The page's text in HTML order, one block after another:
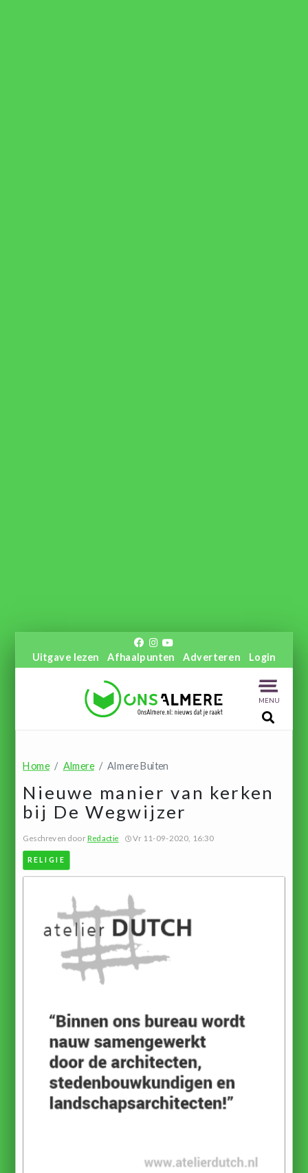
Uitgave lezen Afhaalpunten Adverteren Login
MENU
Home Almere Almere Buiten
Nieuwe manier van kerken
bij De Wegwijzer
Geschreven doorRedactie Vr 11-09-2020, 16:30
RELIGIE